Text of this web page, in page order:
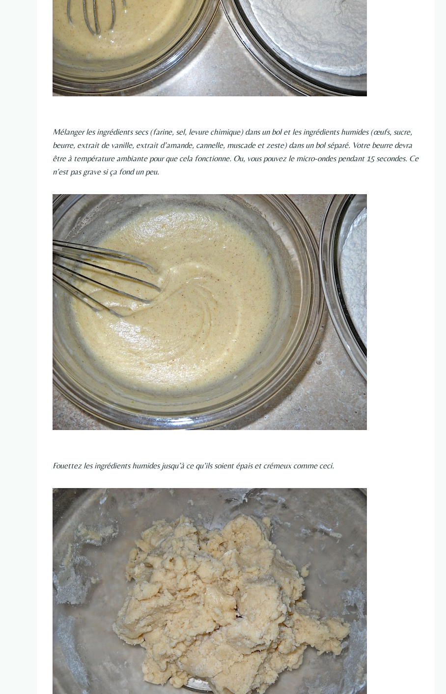
Mélanger les ingrédients secs (farine, sel, levure chimique) dans un bol et les ingrédients humides (œufs, sucre,
beurre, extrait de vanille, extrait d’amande, cannelle, muscade et zeste) dans un bol séparé. Votre beurre devra
être à température ambiante pour que cela fonctionne. Ou, vous pouvez le micro-ondes pendant 15 secondes. Ce
n’est pas grave si ça fond un peu.
Fouettez les ingrédients humides jusqu’à ce qu’ils soient épais et crémeux comme ceci.